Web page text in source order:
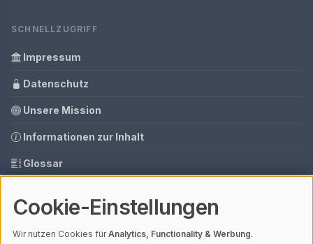
SCHNELLZUGRIFF
Impressum
Datenschutz
Unsere Mission
Informationen zur Inhalt
Glossar
Media Daten
Cookie-Einstellungen
Wir nutzen Cookies fürAnalytics, Functionality & Werbung.